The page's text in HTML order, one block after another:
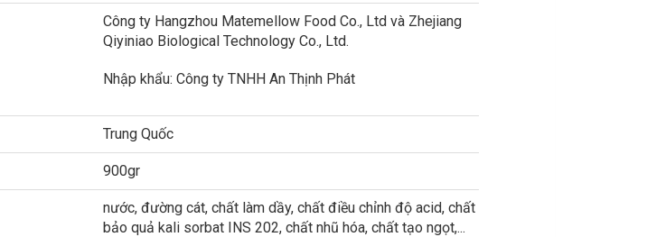
Công ty Hangzhou Matemellow Food Co., Ltd và Zhejiang
Qiyiniao Biological Technology Co., Ltd.
Nhập khẩu: Công ty TNHH An Thịnh Phát
Trung Quốc
900gr
nước, đường cát, chất làm dầy, chất điều chỉnh độ acid, chất
bảo quả kali sorbat INS 202, chất nhũ hóa, chất tạo ngọt,...